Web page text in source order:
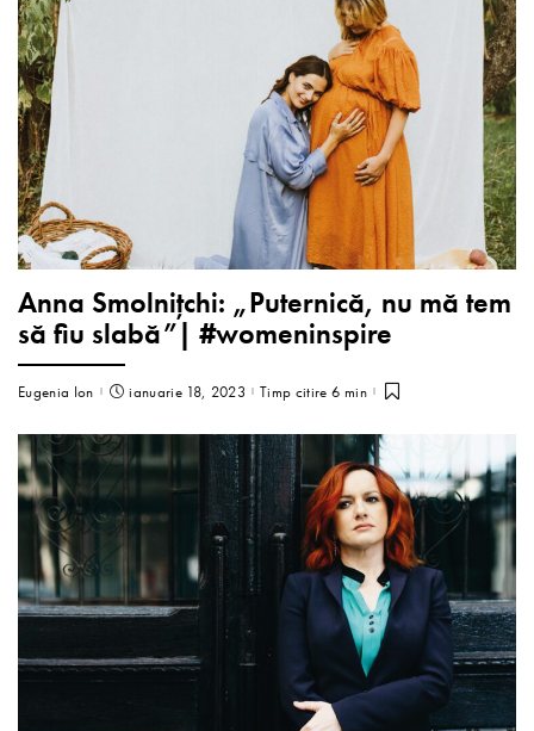
Anna Smolnițchi: „Puternică, nu mă tem
să fiu slabă”| #womeninspire
Eugenia Ion ianuarie 18, 2023 Timp citire 6 min